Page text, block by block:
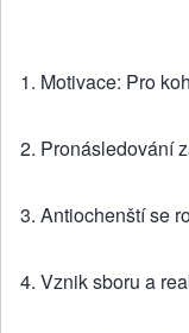
1. Motivace: Pro
2. Pronásledování
3. Antiochenští se
4. Vznik sboru a